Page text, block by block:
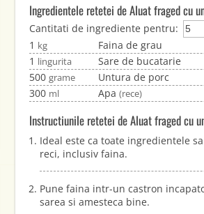
Ingredientele retetei de Aluat fraged cu
Cantitati de ingrediente pentru:
1 kg
Faina de grau
1 lingurita
Sare de bucatarie
500 grame
Untura de porc
300 ml Apa (rece)
Instructiunile retetei de Aluat fraged cu
Ideal este ca toate ingredientele
reci, inclusiv faina.
Pune faina intr-un castron
sarea si amesteca bine.